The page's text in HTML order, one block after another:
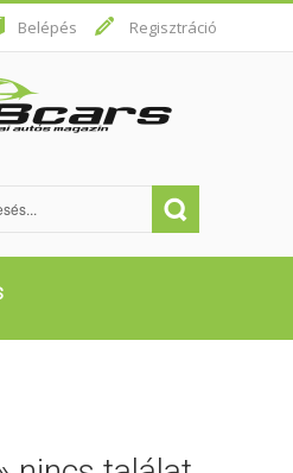
Belépés Regisztráció